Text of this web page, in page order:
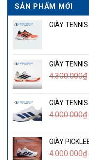
SẢN PHẨM MỚI
GIÀY
GIÀY
4.300.000₫
GIÀY
4.000.000₫
GIÀY
4.000.000₫